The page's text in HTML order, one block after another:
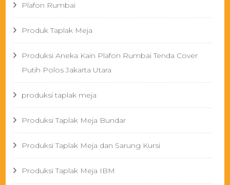
Plafon Rumbai
Produk Taplak Meja
Produksi Aneka Kain Plafon Rumbai Tenda Cover
Putih Polos Jakarta Utara
produksi taplak meja
Produksi Taplak Meja Bundar
Produksi Taplak Meja dan Sarung Kursi
Produksi Taplak Meja IBM